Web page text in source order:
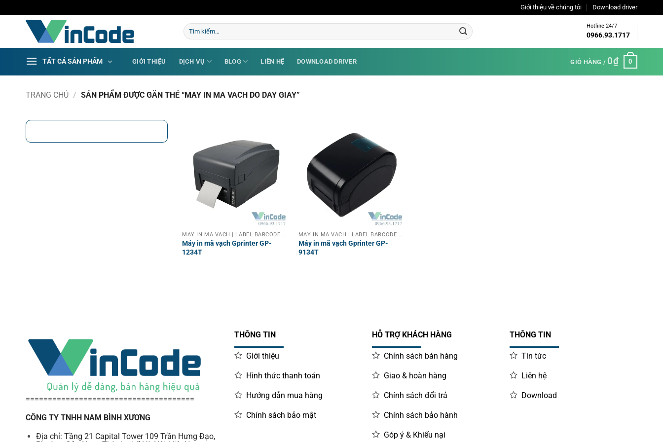
qua
Giới thiệu về chúng tôi Download driver
Tìm
kiếm:
Hotline 24/7
0966.93.1717
TẤT CẢ SẢN PHẨM GIỚI THIỆU DỊCH VỤ BLOG LIÊN HỆ DOWNLOAD DRIVER GIỎ HÀNG / 0₫ 0
TRANG CHỦ / SẢN PHẨM ĐƯỢC GẮN THẺ “MAY IN MA VACH DO DAY GIAY”
MÁY IN MÃ VẠCH | LABEL BARCODE PRINTER
Máy in mã vạch Gprinter GP-
1234T
MÁY IN MÃ VẠCH | LABEL BARCODE PRINTER
Máy in mã vạch Gprinter GP-
9134T
======================================
CÔNG TY TNHH NAM BÌNH XƯƠNG
Địa chỉ: Tầng 21 Capital Tower 109 Trần Hưng Đạo,
THÔNG TIN
Giới thiệu
Hình thức thanh toán
Hướng dẫn mua hàng
Chính sách bảo mật
HỖ TRỢ KHÁCH HÀNG
Chính sách bán hàng
Giao & hoàn hàng
Chính sách đổi trả
Chính sách bảo hành
Góp ý & Khiếu nại
THÔNG TIN
Tin tức
Liên hệ
Download